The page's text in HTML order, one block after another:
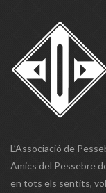
L’Associació de
Amics del Pessebre
en tots els sentits,